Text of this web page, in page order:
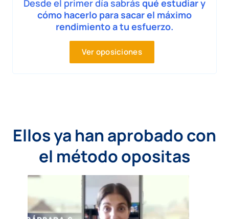
Desde el primer día sabrás qué estudiar y
cómo hacerlo para sacar el máximo
rendimiento a tu esfuerzo.
Ver oposiciones
Ellos ya han aprobado con
el método opositas